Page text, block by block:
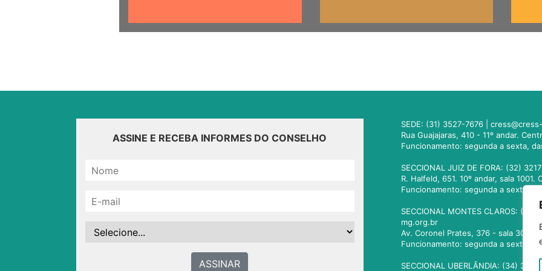
ASSINE E RECEBA INFORMES DO CONSELHO
ASSINAR
SEDE: (31) 3527-7676 |
Rua Guajajaras, 410 - 11º andar.
Funcionamento: segunda a sexta,
SECCIONAL JUIZ DE FORA: (32)
R. Halfeld, 651. 10º andar, sala
Funcionamento: segunda a sexta,
SECCIONAL MONTES CLAROS:
mg.org.br
Av. Coronel Prates, 376 - sala 301.
Funcionamento: segunda a sexta,
SECCIONAL UBERLÂNDIA: (34)